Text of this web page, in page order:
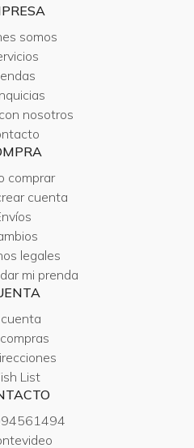
somos
nosotros
comprar
cuenta
legales
mi prenda
List